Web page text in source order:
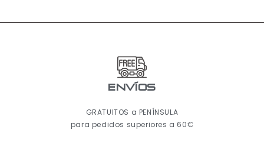
ENVÍOS
GRATUITOS a PENÍNSULA
para pedidos superiores a 60€